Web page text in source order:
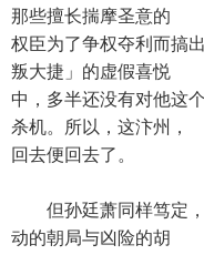
那些擅长揣摩圣意的
权臣为了争权夺利而搞
叛大捷」的虚假喜悦
中，多半还没有对他这
杀机。所以，这汴州，
回去便回去了。
但孙廷萧同样笃定，
动的朝局与凶险的胡